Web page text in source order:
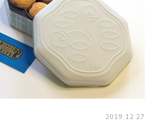
2019.12.27